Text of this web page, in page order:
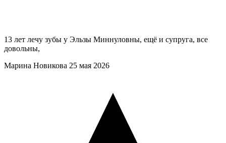
13 лет лечу зубы у Эльзы Миннуловны, ещё и супруга, все
довольны,
Марина Новикова 25 мая 2026